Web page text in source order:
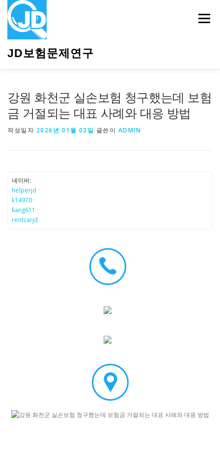
JD보험문제연구
메뉴
강원 화천군 실손보험 청구했는데 보험
금 거절되는 대표 사례와 대응 방법
작성일자 2026년 01월 03일 글쓴이 ADMIN
네이버:
helperjd ·
k14970 ·
kang611 ·
rentcarjd